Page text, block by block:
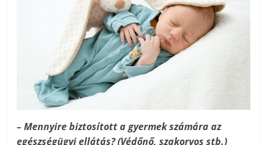
– Mennyire biztosított a gyermek számára az
egészségügyi ellátás? (Védőnő, szakorvos stb.)